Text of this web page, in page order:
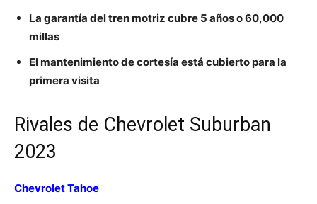
La garantía del tren motriz cubre 5 años o 60,000
millas
El mantenimiento de cortesía está cubierto para la
primera visita
Rivales de Chevrolet Suburban
2023
Chevrolet Tahoe